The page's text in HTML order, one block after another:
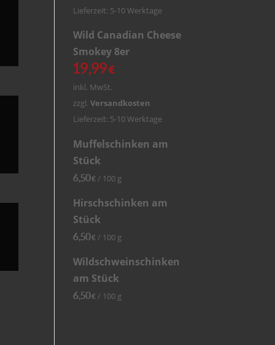
Lieferzeit: 5-10 Werktage
Wild Canadian Cheese
Smokey 8er
19,99€
inkl. MwSt.
zzgl.Versandkosten
Lieferzeit: 5-10 Werktage
Muffelschinken am
Stück
6,50€ / 100 g
Hirschschinken am
Stück
6,50€ / 100 g
Wildschweinschinken
am Stück
6,50€ / 100 g